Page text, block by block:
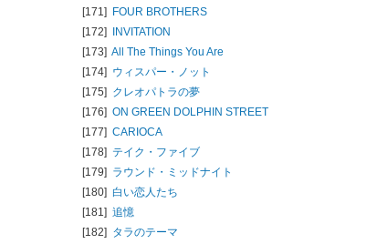
[171] FOUR BROTHERS
[172] INVITATION
[173] All The Things You Are
[174] ウィスパー・ノット
[175] クレオパトラの夢
[176] ON GREEN DOLPHIN STREET
[177] CARIOCA
[178] テイク・ファイブ
[179] ラウンド・ミッドナイト
[180] 白い恋人たち
[181] 追憶
[182] タラのテーマ